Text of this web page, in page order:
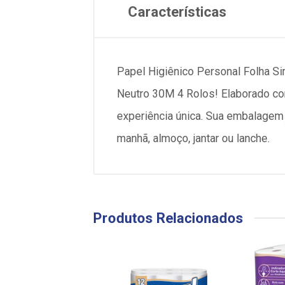
Características
Papel Higiênico Personal Folha
Neutro 30M 4 Rolos! Elaborado
experiência única. Sua
manhã, almoço, jantar ou lanche.
Produtos Relacionados